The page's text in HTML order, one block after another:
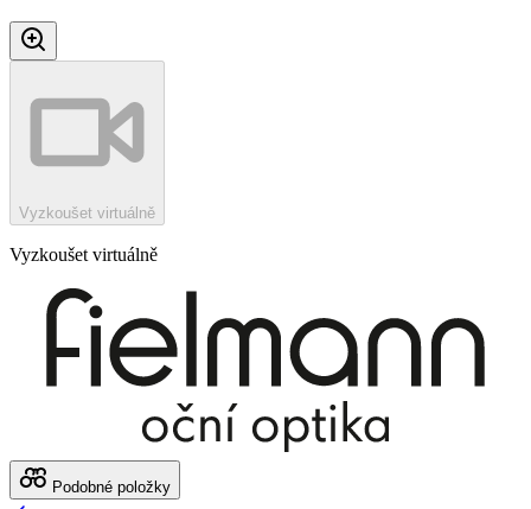
Vyzkoušet virtuálně
Vyzkoušet virtuálně
Podobné položky